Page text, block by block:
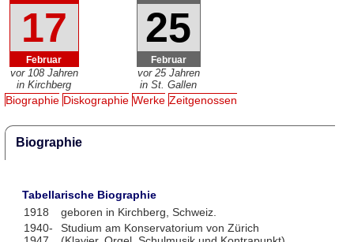
17
Februar
vor 108 Jahren
in Kirchberg
25
Februar
vor 25 Jahren
in St. Gallen
Biographie Diskographie Werke Zeitgenossen
Biographie
Tabellarische Biographie
1918
geboren in Kirchberg, Schweiz.
1940-
Studium am Konservatorium von Zürich